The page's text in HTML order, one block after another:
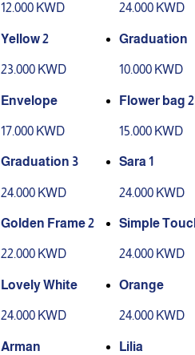
12.000 KWD 24.000 KWD
Yellow 2
23.000 KWD
Graduation
10.000 KWD
Envelope
17.000 KWD
Flower bag 2
15.000 KWD
Graduation 3
24.000 KWD
Sara 1
24.000 KWD
Golden Frame 2
22.000 KWD
Simple
24.000 KWD
Lovely White
24.000 KWD
Orange
24.000 KWD
Arman Lilia